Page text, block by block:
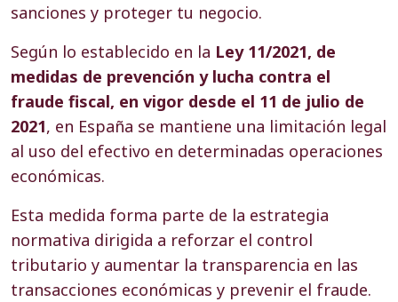
sanciones y proteger tu negocio.
Según lo establecido en la Ley 11/2021, de
medidas de prevención y lucha contra el
fraude fiscal, en vigor desde el 11 de julio de
2021, en España se mantiene una limitación legal
al uso del efectivo en determinadas operaciones
económicas.
Esta medida forma parte de la estrategia
normativa dirigida a reforzar el control
tributario y aumentar la transparencia en las
transacciones económicas y prevenir el fraude.